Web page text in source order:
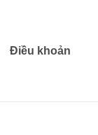
Điều khoản